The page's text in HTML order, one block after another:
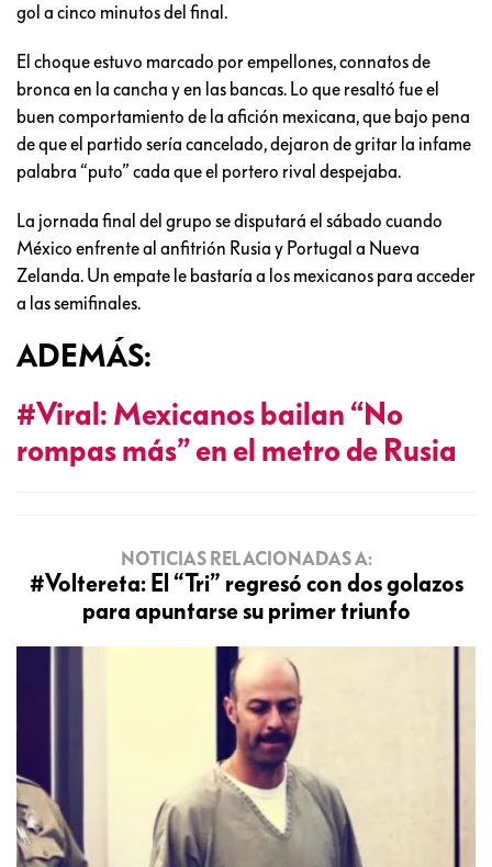
gol a cinco minutos del final.
El choque estuvo marcado por empellones, connatos de
bronca en la cancha y en las bancas. Lo que resaltó fue el
buen comportamiento de la afición mexicana, que bajo pena
de que el partido sería cancelado, dejaron de gritar la infame
palabra “puto” cada que el portero rival despejaba.
La jornada final del grupo se disputará el sábado cuando
México enfrente al anfitrión Rusia y Portugal a Nueva
Zelanda. Un empate le bastaría a los mexicanos para acceder
a las semifinales.
ADEMÁS:
#Viral: Mexicanos bailan “No
rompas más” en el metro de Rusia
NOTICIAS RELACIONADAS A:
#Voltereta: El “Tri” regresó con dos golazos
para apuntarse su primer triunfo